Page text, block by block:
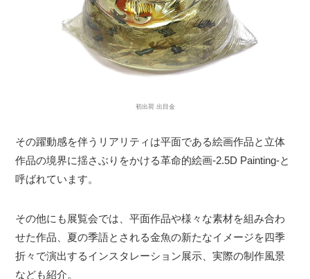
初出荷 出目金
その躍動感を伴うリアリティは平面である絵画作品と立体
作品の境界に揺さぶりをかける革命的絵画-2.5D Painting-と
呼ばれています。
その他にも展覧会では、平面作品や様々な素材を組み合わ
せた作品、夏の季語とされる金魚の新たなイメージを四季
折々で演出するインスタレーション展示、実際の制作風景
なども紹介。